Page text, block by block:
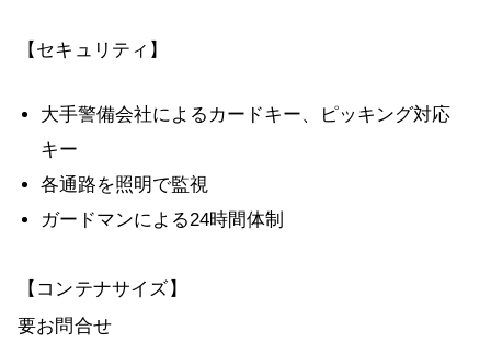
【セキュリティ】
大手警備会社によるカードキー、ピッキング対応
キー
各通路を照明で監視
ガードマンによる24時間体制
【コンテナサイズ】
要お問合せ